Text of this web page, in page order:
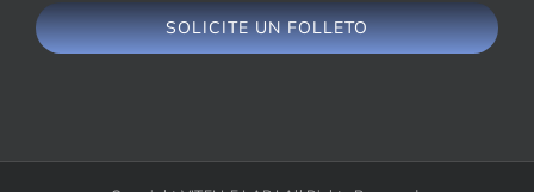
SOLICITE UN FOLLETO